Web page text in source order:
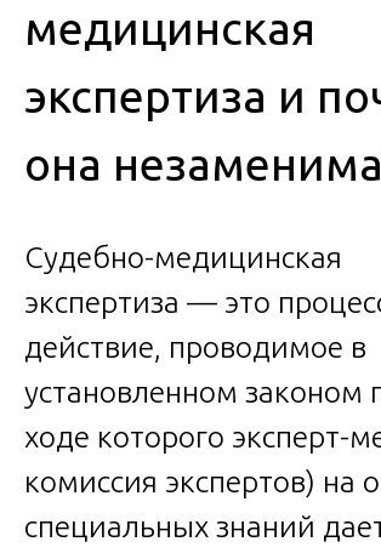
медицинская
экспертиза и
она
Судебно-медицинская
экспертиза — это
действие, проводимое в
установленном законом
ходе которого эксперт-
комиссия экспертов) на
специальных знаний